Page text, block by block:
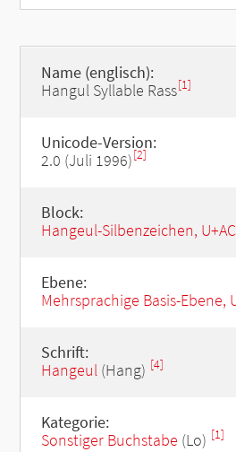
Name (englisch):
Hangul Syllable Rass[1]
Unicode-Version:
2.0 (Juli 1996)[2]
Block:
Hangeul-Silbenzeichen,
Ebene:
Mehrsprachige Basis-Ebene,
Schrift:
Hangeul(Hang) [4]
Kategorie:
Sonstiger Buchstabe (Lo) [1]